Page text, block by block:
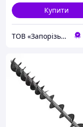
Купити
ТОВ «Запорізький Зерновоз»